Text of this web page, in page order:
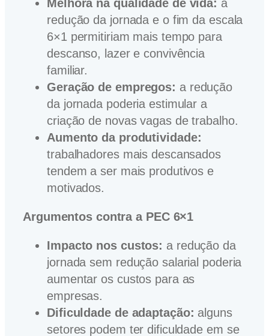
Melhora na qualidade de vida: a
redução da jornada e o fim da escala
6×1 permitiriam mais tempo para
descanso, lazer e convivência
familiar.
Geração de empregos: a redução
da jornada poderia estimular a
criação de novas vagas de trabalho.
Aumento da produtividade:
trabalhadores mais descansados
tendem a ser mais produtivos e
motivados.
Argumentos contra a PEC 6×1
Impacto nos custos: a redução da
jornada sem redução salarial poderia
aumentar os custos para as
empresas.
Dificuldade de adaptação: alguns
setores podem ter dificuldade em se